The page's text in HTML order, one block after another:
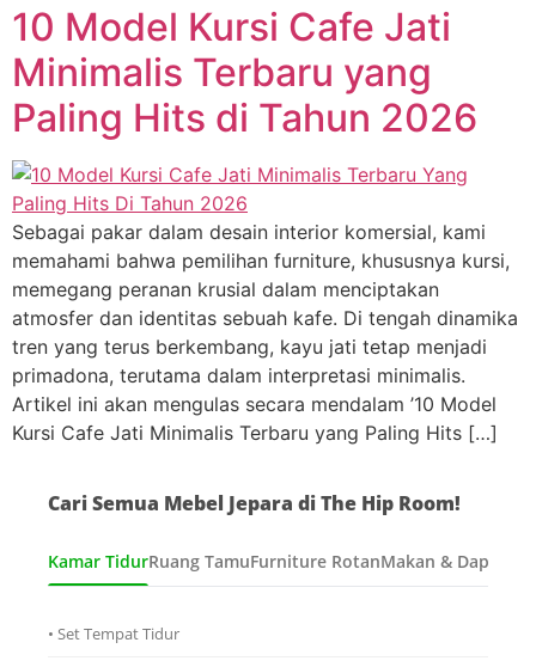
10 Model Kursi Cafe Jati
Minimalis Terbaru yang
Paling Hits di Tahun 2026
Sebagai pakar dalam desain interior komersial, kami
memahami bahwa pemilihan furniture, khususnya kursi,
memegang peranan krusial dalam menciptakan
atmosfer dan identitas sebuah kafe. Di tengah dinamika
tren yang terus berkembang, kayu jati tetap menjadi
primadona, terutama dalam interpretasi minimalis.
Artikel ini akan mengulas secara mendalam ’10 Model
Kursi Cafe Jati Minimalis Terbaru yang Paling Hits […]
Cari Semua Mebel Jepara di The Hip Room!
Kamar TidurRuang TamuFurniture RotanMakan & Dapur
• Set Tempat Tidur